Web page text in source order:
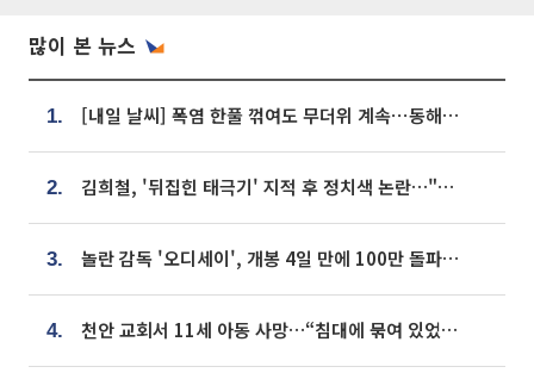
많이 본 뉴스
1. [내일 날씨] 폭염 한풀 꺾여도 무더위 계속⋯동해안 이틀 연속 비
2. 김희철, '뒤집힌 태극기' 지적 후 정치색 논란…"좌우 떠나 우리나라 국기"
3. 놀란 감독 '오디세이', 개봉 4일 만에 100만 돌파⋯'왕사남' 보다 빠르다
4. 천안 교회서 11세 아동 사망…“침대에 묶여 있었다” 진술 확보